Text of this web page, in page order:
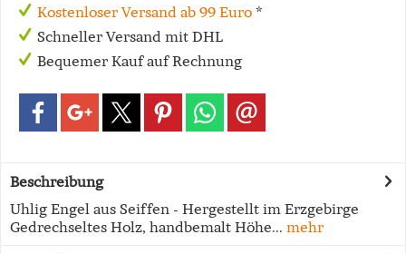
Kostenloser Versand ab 99 Euro *
Schneller Versand mit DHL
Bequemer Kauf auf Rechnung
Beschreibung
Uhlig Engel aus Seiffen - Hergestellt im Erzgebirge
Gedrechseltes Holz, handbemalt Höhe... mehr